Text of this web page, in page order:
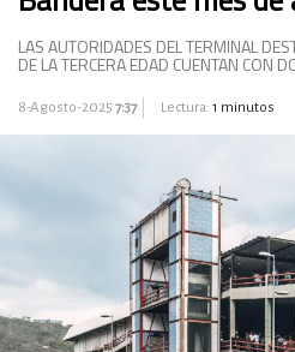
LAS AUTORIDADES DEL TERMINAL
DE LA TERCERA EDAD CUENTAN CON
8-Agosto-2025 7:37 Lectura: 1 minutos